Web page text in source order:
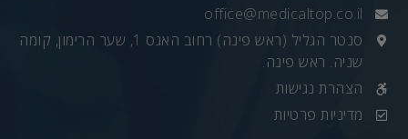
office@medicaltop.co.il
סנטר הגליל (ראש פינה) רחוב האגס 1, שער הרימון, קומה
שניה. ראש פינה.
הצהרת נגישות
מדיניות פרטיות